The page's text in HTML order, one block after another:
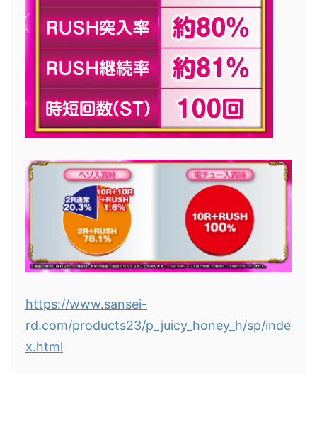
https://www.sansei-
rd.com/products23/p_juicy_honey_h/sp/inde
x.html